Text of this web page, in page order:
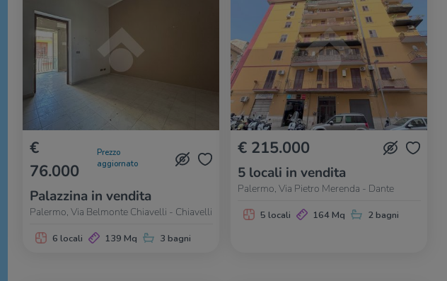
€
76.000
Prezzo
aggiornato
Palazzina in vendita
Palermo, Via Belmonte Chiavelli - Chiavelli
6 locali 139 Mq 3 bagni
€ 215.000
5 locali in vendita
Palermo, Via Pietro Merenda - Dante
5 locali 164 Mq 2 bagni